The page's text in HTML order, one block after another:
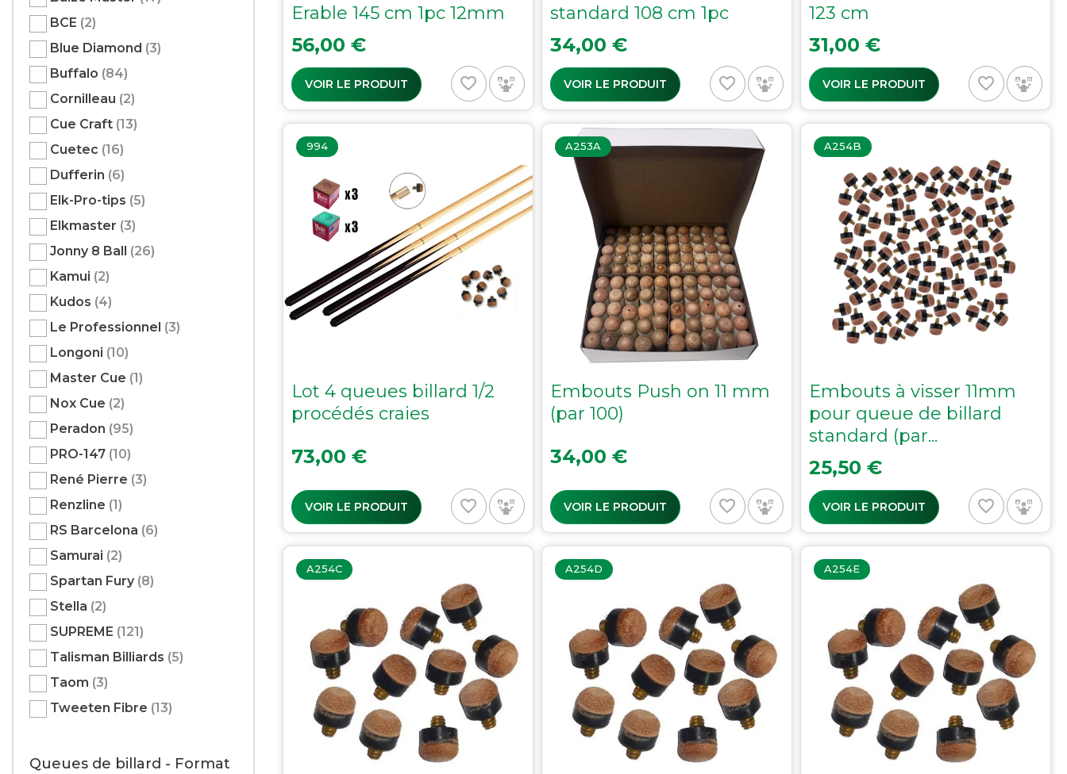
BCE (2)
Blue Diamond (3)
Buffalo (84)
Cornilleau (2)
Cue Craft (13)
Cuetec (16)
Dufferin (6)
Elk-Pro-tips (5)
Elkmaster (3)
Jonny 8 Ball (26)
Kamui (2)
Kudos (4)
Le Professionnel (3)
Longoni (10)
Master Cue (1)
Nox Cue (2)
Peradon (95)
PRO-147 (10)
René Pierre (3)
Renzline (1)
RS Barcelona (6)
Samurai (2)
Spartan Fury (8)
Stella (2)
SUPREME (121)
Talisman Billiards (5)
Taom (3)
Tweeten Fibre (13)
Queues de billard - Format
Erable 145 cm 1pc 12mm
Prix
56,00 €
VOIR LE PRODUIT favorite_border
standard 108 cm 1pc
Prix
34,00 €
VOIR LE PRODUIT favorite_border
123 cm
Prix
31,00 €
VOIR LE PRODUIT favorite_border
994
Lot 4 queues billard 1/2
procédés craies
Prix
73,00 €
VOIR LE PRODUIT favorite_border
A253A
Embouts Push on 11 mm
(par 100)
Prix
34,00 €
VOIR LE PRODUIT favorite_border
A254B
Embouts à visser 11mm
pour queue de billard
standard (par...
Prix
25,50 €
VOIR LE PRODUIT favorite_border
A254C A254D A254E